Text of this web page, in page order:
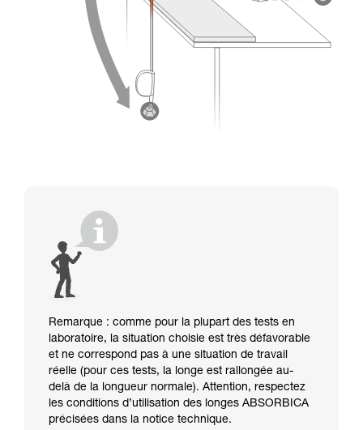
Remarque : comme pour la plupart des tests en
laboratoire, la situation choisie est très défavorable
et ne correspond pas à une situation de travail
réelle (pour ces tests, la longe est rallongée au-
delà de la longueur normale). Attention, respectez
les conditions d’utilisation des longes ABSORBICA
précisées dans la notice technique.